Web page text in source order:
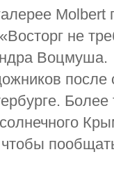
Molbert
не
Воцмуша.
после
Более